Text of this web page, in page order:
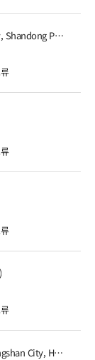
산둥성 칭다오시 스난구( Shinan District, Qingdao City, Shandong Province )
허베이성 탕산시 차오페이뎬구( Caofeidian District, Tangshan City, Hebei Province )